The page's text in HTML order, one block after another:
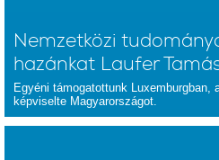
Nemzetközi
hazánkat Laufer
Egyéni támogatottunk Luxemburgban,
képviselte Magyarországot.